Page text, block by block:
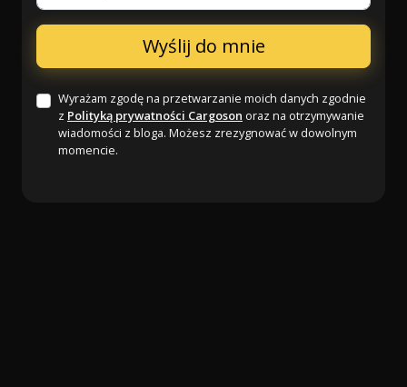
Wyrażam zgodę na przetwarzanie moich danych zgodnie
z Polityką prywatności Cargoson oraz na otrzymywanie
wiadomości z bloga. Możesz zrezygnować w dowolnym
momencie.